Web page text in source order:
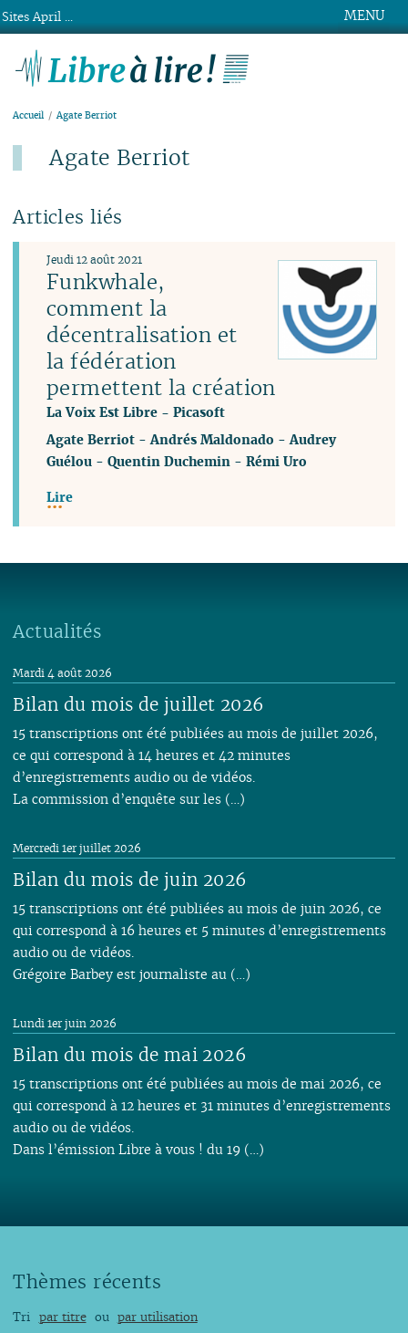
MENU
Accueil Agate Berriot
Agate Berriot
Articles liés
Funkwhale,
comment la
décentralisation et
la fédération
permettent la création
La Voix Est Libre - Picasoft
Jeudi 12 août 2021
Agate Berriot -Andrés Maldonado -Audrey
Guélou -Quentin Duchemin -Rémi Uro
Lire
Actualités
Bilan du mois de juillet 2026
Mardi 4 août 2026
15 transcriptions ont été publiées au mois de juillet 2026,
ce qui correspond à 14 heures et 42 minutes
d’enregistrements audio ou de vidéos.
La commission d’enquête sur les (…)
Bilan du mois de juin 2026
Mercredi 1er juillet 2026
15 transcriptions ont été publiées au mois de juin 2026, ce
qui correspond à 16 heures et 5 minutes d’enregistrements
audio ou de vidéos.
Grégoire Barbey est journaliste au (…)
Bilan du mois de mai 2026
Lundi 1er juin 2026
15 transcriptions ont été publiées au mois de mai 2026, ce
qui correspond à 12 heures et 31 minutes d’enregistrements
audio ou de vidéos.
Dans l’émission Libre à vous ! du 19 (…)
Thèmes récents
Tri par titre ou par utilisation
Sites April ...